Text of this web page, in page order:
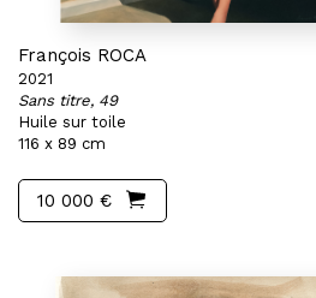
François ROCA
2021
Sans titre, 49
Huile sur toile
116 x 89 cm
10 000 €